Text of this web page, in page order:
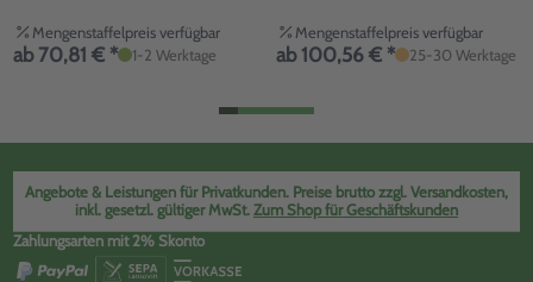
Mengenstaffelpreis verfügbar
ab 70,81 € * 1-2 Werktage
Mengenstaffelpreis verfügbar
ab 100,56 € * 25-30 Werktage
Angebote & Leistungen für Privatkunden. Preise brutto zzgl. Versandkosten,
inkl. gesetzl. gültiger MwSt. Zum Shop für Geschäftskunden
Zahlungsarten mit 2% Skonto